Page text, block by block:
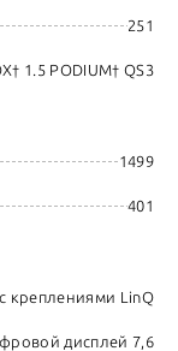
251
1.5 PODIUM† QS3
1499
401
креплениями LinQ
дисплей 7,6